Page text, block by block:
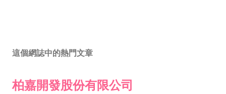
這個網誌中的熱門文章
柏嘉開發股份有限公司